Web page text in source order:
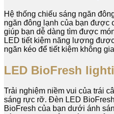
Hệ thống chiếu sáng ngăn
ngăn đông lạnh của bạn được
giúp bạn dễ dàng tìm được
LED tiết kiệm năng lượng
ngăn kéo để tiết kiệm không
LED BioFresh
Trải nghiệm niềm vui của trái
sáng rực rỡ. Đèn LED
BioFresh của bạn dưới ánh